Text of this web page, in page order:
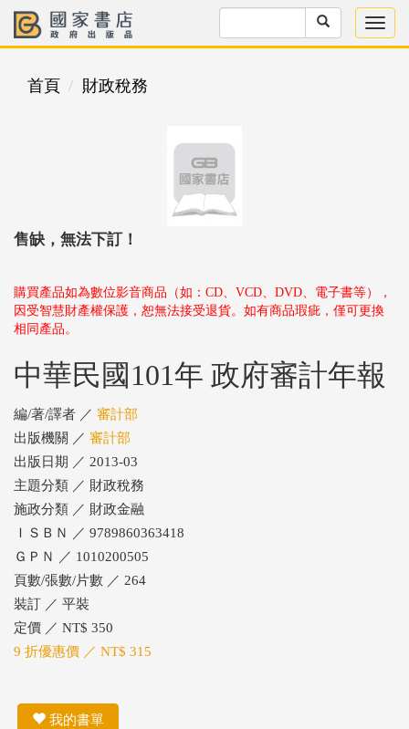
首頁 財政稅務
售缺，無法下訂！
購買產品如為數位影音商品（如：CD、VCD、DVD、電子書等），
因受智慧財產權保護，恕無法接受退貨。如有商品瑕疵，僅可更換
相同產品。
中華民國101年 政府審計年報
編/著/譯者 ／ 審計部
出版機關 ／ 審計部
出版日期 ／ 2013-03
主題分類 ／ 財政稅務
施政分類 ／ 財政金融
ＩＳＢＮ ／ 9789860363418
ＧＰＮ ／ 1010200505
頁數/張數/片數 ／ 264
裝訂 ／ 平裝
定價 ／ NT$ 350
9 折優惠價 ／ NT$ 315
我的書單